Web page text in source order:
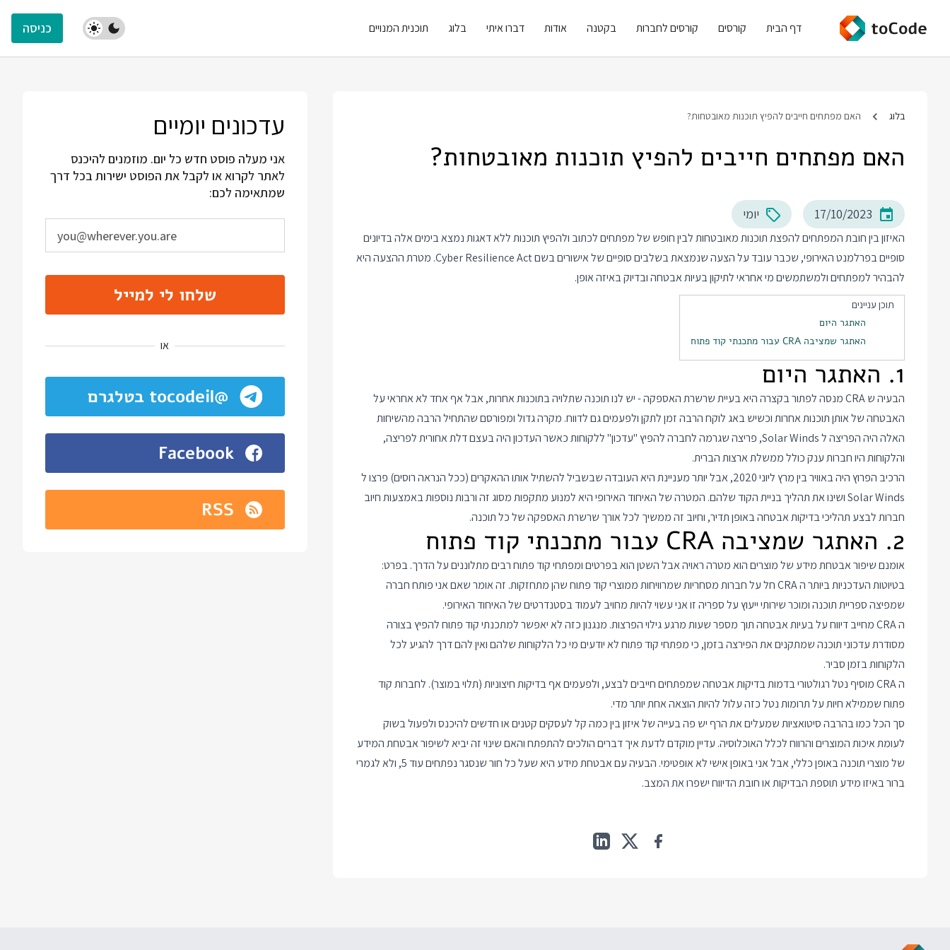
דף הבית קורסים קורסים לחברות בקטנה אודות דברו איתי בלוג תוכנית המנויים כניסה
בלוג האם מפתחים חייבים להפיץ תוכנות מאובטחות?
האם מפתחים חייבים להפיץ תוכנות מאובטחות?
17/10/2023 יומי
האיזון בין חובת המפתחים להפצת תוכנות מאובטחות לבין חופש של מפתחים לכתוב ולהפיץ תוכנות ללא דאגות נמצא בימים אלה בדיונים
סופיים בפרלמנט האירופי, שכבר עובד על הצעה שנמצאת בשלבים סופיים של אישורים בשםCyber Resilience Act. מטרת ההצעה היא
להבהיר למפתחים ולמשתמשים מי אחראי לתיקון בעיות אבטחה ובדיוק באיזה אופן.
תוכן עניינים
האתגר היום
האתגר שמציבה CRA עבור מתכנתי קוד פתוח
1. האתגר היום
הבעיה ש CRA מנסה לפתור בקצרה היא בעיית שרשרת האספקה - יש לנו תוכנה שתלויה בתוכנות אחרות, אבל אף אחד לא אחראי על
האבטחה של אותן תוכנות אחרות וכשיש באג לוקח הרבה זמן לתקן ולפעמים גם לדווח. מקרה גדול ומפורסם שהתחיל הרבה מהשיחות
האלה היה הפריצה ל Solar Winds, פריצה שגרמה לחברה להפיץ "עדכון" ללקוחות כאשר העדכון היה בעצם דלת אחורית לפריצה,
והלקוחות היו חברות ענק כולל ממשלת ארצות הברית.
הרכיב הפרוץ היה באוויר בין מרץ ליוני 2020, אבל יותר מעניינת היא העובדה שבשביל להשתיל אותו ההאקרים (ככל הנראה רוסים) פרצו ל
Solar Winds ושינו את תהליך בניית הקוד שלהם. המטרה של האיחוד האירופי היא למנוע מתקפות מסוג זה ורבות נוספות באמצעות חיוב
חברות לבצע תהליכי בדיקות אבטחה באופן תדיר, וחיוב זה ממשיך לכל אורך שרשרת האספקה של כל תוכנה.
2. האתגר שמציבה CRA עבור מתכנתי קוד פתוח
אומנם שיפור אבטחת מידע של מוצרים הוא מטרה ראויה אבל השטן הוא בפרטים ומפתחי קוד פתוח רבים מתלוננים על הדרך. בפרט:
בטיוטות העדכניות ביותר ה CRA חל על חברות מסחריות שמרוויחות ממוצרי קוד פתוח שהן מתחזקות. זה אומר שאם אני פותח חברה
שמפיצה ספריית תוכנה ומוכר שירותי ייעוץ על ספריה זו אני עשוי להיות מחויב לעמוד בסטנדרטים של האיחוד האירופי.
ה CRA מחייב דיווח על בעיות אבטחה תוך מספר שעות מרגע גילוי הפרצות. מנגנון כזה לא יאפשר למתכנתי קוד פתוח להפיץ בצורה
מסודרת עדכוני תוכנה שמתקנים את הפירצה בזמן, כי מפתחי קוד פתוח לא יודעים מי כל הלקוחות שלהם ואין להם דרך להגיע לכל
הלקוחות בזמן סביר.
ה CRA מוסיף נטל רגולטורי בדמות בדיקות אבטחה שמפתחים חייבים לבצע, ולפעמים אף בדיקות חיצוניות (תלוי במוצר). לחברות קוד
פתוח שממילא חיות על תרומות נטל כזה עלול להיות הוצאה אחת יותר מדי.
סך הכל כמו בהרבה סיטואציות שמעלים את הרף יש פה בעייה של איזון בין כמה קל לעסקים קטנים או חדשים להיכנס ולפעול בשוק
לעומת איכות המוצרים והרווח לכלל האוכלוסיה. עדיין מוקדם לדעת איך דברים הולכים להתפתח והאם שינוי זה יביא לשיפור אבטחת המידע
של מוצרי תוכנה באופן כללי, אבל אני באופן אישי לא אופטימי. הבעיה עם אבטחת מידע היא שעל כל חור שנסגר נפתחים עוד 5, ולא לגמרי
ברור באיזו מידע תוספת הבדיקות או חובת הדיווח ישפרו את המצב.
עדכונים יומיים
אני מעלה פוסט חדש כל יום. מוזמנים להיכנס
לאתר לקרוא או לקבל את הפוסט ישירות בכל דרך
שמתאימה לכם:
שלחו לי למייל
או
@tocodeil בטלגרם
Facebook
RSS